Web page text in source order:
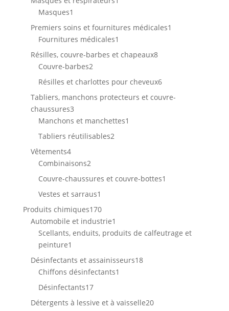
Masques1
produit
Premiers soins et fournitures médicales1
Fournitures médicales1
produit
Résilles, couvre-barbes et chapeaux88
Couvre-barbes22
produits
Résilles et charlottes pour cheveux66
Tabliers, manchons protecteurs et couvre-
chaussures33
produits
Manchons et manchettes1
Tabliers réutilisables22
Vêtements44
produits
Combinaisons22
produits
Couvre-chaussures et couvre-bottes1
Vestes et sarraus1
produit
Produits chimiques170170
produits
Automobile et industrie1
produit
Scellants, enduits, produits de calfeutrage et
peinture1
produit
Désinfectants et assainisseurs1818
Chiffons désinfectants1
Désinfectants1717
produits
Détergents à lessive et à vaisselle2020